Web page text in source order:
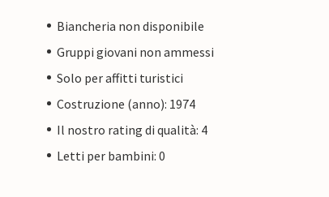
Biancheria non disponibile
Gruppi giovani non ammessi
Solo per affitti turistici
Costruzione (anno): 1974
Il nostro rating di qualità: 4
Letti per bambini: 0